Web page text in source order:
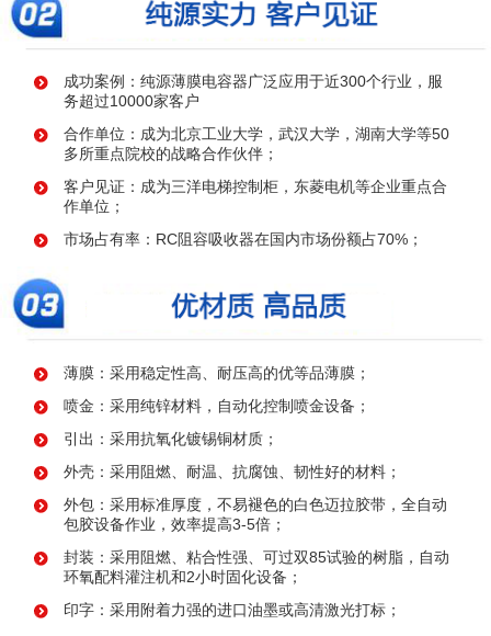
成功案例：纯源薄膜电容器广泛应用于近300个行业，服
务超过10000家客户
合作单位：成为北京工业大学，武汉大学，湖南大学等50
多所重点院校的战略合作伙伴；
客户见证：成为三洋电梯控制柜，东菱电机等企业重点合
作单位；
市场占有率：RC阻容吸收器在国内市场份额占70%；
薄膜：采用稳定性高、耐压高的优等品薄膜；
喷金：采用纯锌材料，自动化控制喷金设备；
引出：采用抗氧化镀锡铜材质；
外壳：采用阻燃、耐温、抗腐蚀、韧性好的材料；
外包：采用标准厚度，不易褪色的白色迈拉胶带，全自动
包胶设备作业，效率提高3-5倍；
封装：采用阻燃、粘合性强、可过双85试验的树脂，自动
环氧配料灌注机和2小时固化设备；
印字：采用附着力强的进口油墨或高清激光打标；